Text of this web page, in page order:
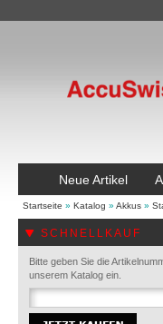
Neue Artikel
Startseite » Katalog » Akkus »
SCHNELLKAUF
Bitte geben Sie die
unserem Katalog ein.